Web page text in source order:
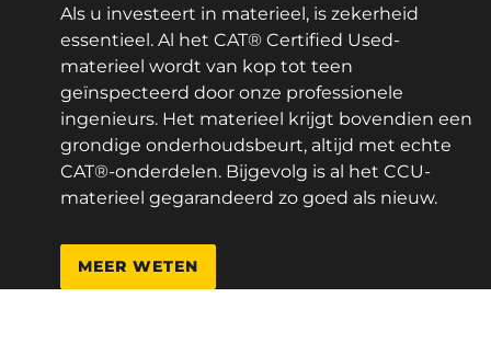
Als u investeert in materieel, is zekerheid
essentieel. Al het CAT® Certified Used-
materieel wordt van kop tot teen
geïnspecteerd door onze professionele
ingenieurs. Het materieel krijgt bovendien een
grondige onderhoudsbeurt, altijd met echte
CAT®-onderdelen. Bijgevolg is al het CCU-
materieel gegarandeerd zo goed als nieuw.
MEER WETEN